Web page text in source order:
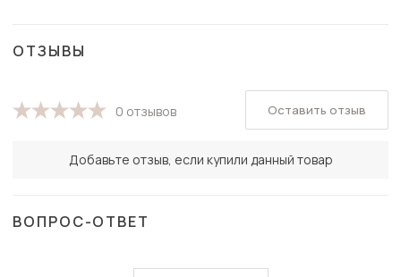
ОТЗЫВЫ
0 отзывов
Добавьте отзыв, если купили данный товар
Оставить отзыв
ВОПРОС-ОТВЕТ